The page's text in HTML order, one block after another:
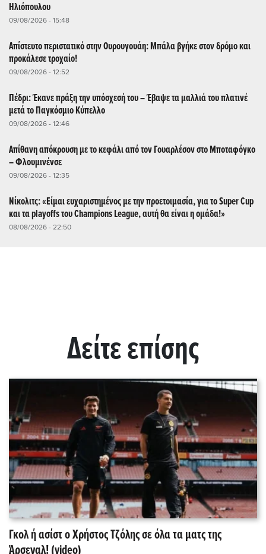
Ηλιόπουλου
09/08/2026 - 15:48
Απίστευτο περιστατικό στην Ουρουγουάη: Μπάλα βγήκε στον δρόμο και
προκάλεσε τροχαίο!
09/08/2026 - 12:52
Πέδρι: Έκανε πράξη την υπόσχεσή του – Έβαψε τα μαλλιά του πλατινέ
μετά το Παγκόσμιο Κύπελλο
09/08/2026 - 12:46
Απίθανη απόκρουση με το κεφάλι από τον Γουαρλέσον στο Μποταφόγκο
– Φλουμινένσε
09/08/2026 - 12:35
Νίκολιτς: «Είμαι ευχαριστημένος με την προετοιμασία, για το Super Cup
και τα playoffs του Champions League, αυτή θα είναι η ομάδα!»
08/08/2026 - 22:50
Δείτε επίσης
Γκολ ή ασίστ ο Χρήστος Τζόλης σε όλα τα ματς της